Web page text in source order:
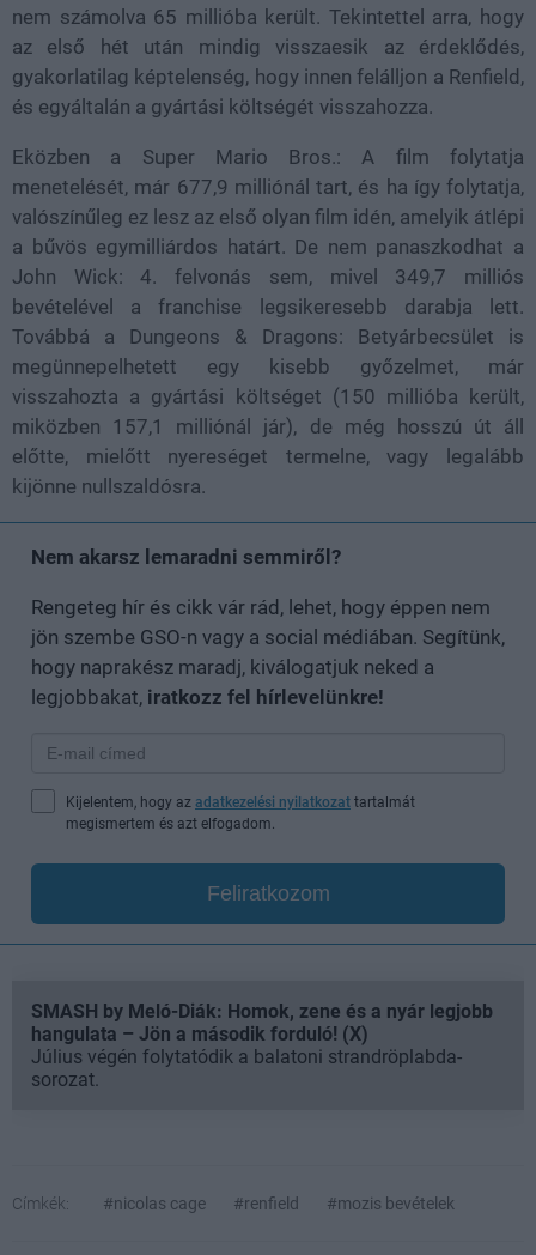
nem számolva 65 millióba került. Tekintettel arra, hogy
az első hét után mindig visszaesik az érdeklődés,
gyakorlatilag képtelenség, hogy innen felálljon a Renfield,
és egyáltalán a gyártási költségét visszahozza.
Eközben a Super Mario Bros.: A film folytatja
menetelését, már 677,9 milliónál tart, és ha így folytatja,
valószínűleg ez lesz az első olyan film idén, amelyik átlépi
a bűvös egymilliárdos határt. De nem panaszkodhat a
John Wick: 4. felvonás sem, mivel 349,7 milliós
bevételével a franchise legsikeresebb darabja lett.
Továbbá a Dungeons & Dragons: Betyárbecsület is
megünnepelhetett egy kisebb győzelmet, már
visszahozta a gyártási költséget (150 millióba került,
miközben 157,1 milliónál jár), de még hosszú út áll
előtte, mielőtt nyereséget termelne, vagy legalább
kijönne nullszaldósra.
Nem akarsz lemaradni semmiről?
Rengeteg hír és cikk vár rád, lehet, hogy éppen nem
jön szembe GSO-n vagy a social médiában. Segítünk,
hogy naprakész maradj, kiválogatjuk neked a
legjobbakat, iratkozz fel hírlevelünkre!
Kijelentem, hogy az adatkezelési nyilatkozat tartalmát
megismertem és azt elfogadom.
Feliratkozom
SMASH by Meló-Diák: Homok, zene és a nyár legjobb
hangulata – Jön a második forduló! (X)
Július végén folytatódik a balatoni strandröplabda-
sorozat.
Címkék: #nicolas cage #renfield #mozis bevételek